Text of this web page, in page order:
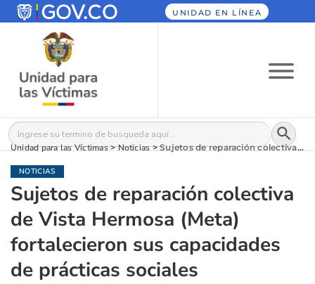
UNIDAD EN LÍNEA
Buscar: Botón
Unidad para las Víctimas>Noticias>Sujetos de reparación colectiva de Vista Hermosa (Meta) fortalecieron sus capacidades de prácticas sociales
NOTICIAS
Sujetos de reparación colectiva
de Vista Hermosa (Meta)
fortalecieron sus capacidades
de prácticas sociales